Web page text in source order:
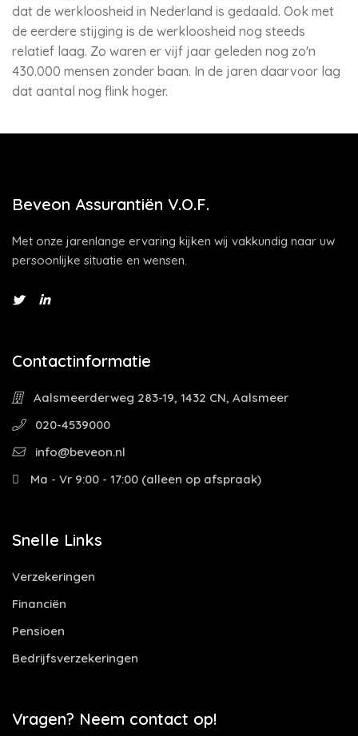
dat de werkloosheid in Nederland is gedaald. Ook met
de eerdere stijging is de werkloosheid nog steeds
relatief laag. Zo waren er vijf jaar geleden nog zo'n
430.000 mensen zonder baan. In de jaren daarvoor lag
dat aantal nog flink hoger.
Beveon Assurantiën V.O.F.
Met onze jarenlange ervaring kijken wij vakkundig naar uw
persoonlijke situatie en wensen.
Contactinformatie
Aalsmeerderweg 283-19, 1432 CN, Aalsmeer
020-4539000
info@beveon.nl
Ma - Vr 9:00 - 17:00 (alleen op afspraak)
Snelle Links
Verzekeringen
Financiën
Pensioen
Bedrijfsverzekeringen
Vragen? Neem contact op!